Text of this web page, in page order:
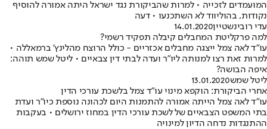
המועמדים לזכייה • למרות שהביקורת נגד ישראל היתה אמורה להוסיף
נקודות, בהוליווד לא השתכנעו • דעה
עדי רובינשטיין14.01.2020
למה פרקליטת המחבלים קיבלה תפקיד רשמי?
עו"ד לאה צמל ייצגה מחבלים אכזריים - כולל הרוצח מהלינץ' ברמאללה •
למרות זאת רצו למנותה ליו"ר ועדה לבתי דין צבאיים • ליטל שמש תוהה:
איפה הבושה?
ליטל שמש13.01.2020
אחרי הביקורת: הוקפא מינוי עו"ד צמל בלשכת עורכי הדין
עו"ד לאה צמל הייתה אמורה להתמנות היום לכהונה נוספת כיו"ר ועדת
בתי המשפט הצבאיים של לשכת עורכי הדין במחוז ירושלים • בעקבות
ההתנגדות נדחה הדיון למינויה